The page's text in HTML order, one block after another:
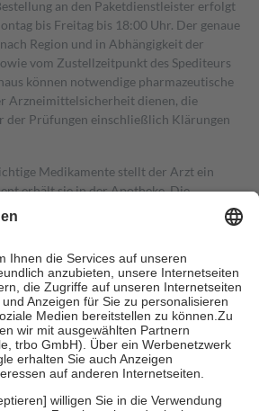
an den Paketdienstleister erfolgt
bis Freitag bis 18:00 Uhr. Der genaue
Region und in Abhängigkeit der
vom Zustellzeitpunkt des Spediteurs
können notwendige pharmazeutische
Arzneimittelsicherheit dienen, die
der Prüfungen einschließlich Klärungen
Medikamente stellt der Arzt ein
erhält sie in der Apotheke. Die
übernimmt in der Regel die
trägt einen Teil davon als Zuzahlung
Zuzahlungen in Höhe von zehn
mindestens jedochfünf Euround
sind jedoch nie mehr als die tatsächlichen
auch für Online-Apotheken.
Krankenpflege beträgt die
der Kosten sowie zehn Euro je